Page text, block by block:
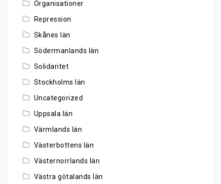
Organisationer
Repression
Skånes län
Södermanlands län
Solidaritet
Stockholms län
Uncategorized
Uppsala län
Värmlands län
Västerbottens län
Västernorrlands län
Västra götalands län